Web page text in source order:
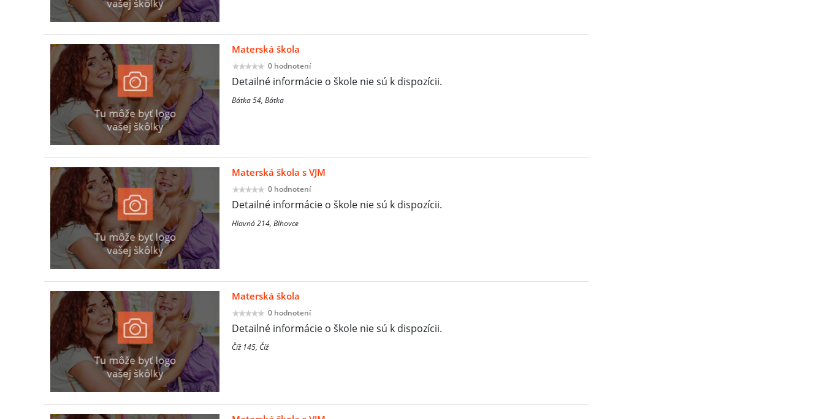
Materská škola
0 hodnotení
Detailné informácie o škole nie sú k dispozícii.
Bátka 54, Bátka
Materská škola s VJM
0 hodnotení
Detailné informácie o škole nie sú k dispozícii.
Hlavná 214, Blhovce
Materská škola
0 hodnotení
Detailné informácie o škole nie sú k dispozícii.
Číž 145, Číž